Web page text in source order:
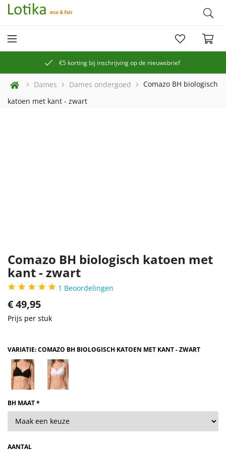
€5 korting bij inschrijving op de nieuwsbrief
Dames Dames ondergoed
Comazo BH biologisch
katoen met kant - zwart
Comazo BH biologisch katoen met
kant - zwart
1 Beoordelingen
€49,95
Prijs per stuk
VARIATIE: COMAZO BH BIOLOGISCH KATOEN MET KANT - ZWART
BH MAAT *
AANTAL